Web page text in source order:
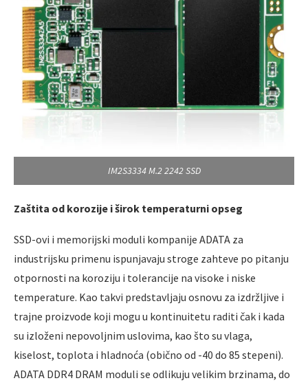
IM2S3334 M.2 2242 SSD
Zaštita od korozije i širok temperaturni opseg
SSD-ovi i memorijski moduli kompanije ADATA za
industrijsku primenu ispunjavaju stroge zahteve po pitanju
otpornosti na koroziju i tolerancije na visoke i niske
temperature. Kao takvi predstavljaju osnovu za izdržljive i
trajne proizvode koji mogu u kontinuitetu raditi čak i kada
su izloženi nepovoljnim uslovima, kao što su vlaga,
kiselost, toplota i hladnoća (obično od -40 do 85 stepeni).
ADATA DDR4 DRAM moduli se odlikuju velikim brzinama, do